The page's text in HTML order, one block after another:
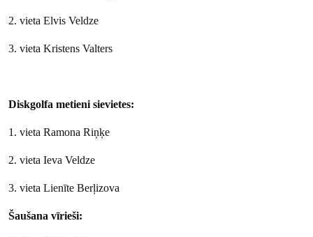
2. vieta Elvis Veldze
3. vieta Kristens Valters
Diskgolfa metieni sievietes:
1. vieta Ramona Riņķe
2. vieta Ieva Veldze
3. vieta Lienīte Berļizova
Šaušana vīrieši: